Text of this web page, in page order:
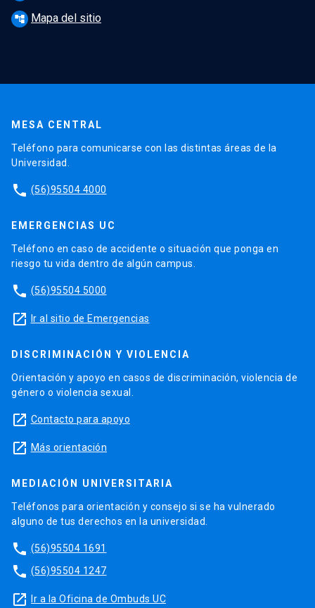
account_tree Mapa del sitio
MESA CENTRAL
Teléfono para comunicarse con las distintas áreas de la
Universidad.
phone (56)95504 4000
EMERGENCIAS UC
Teléfono en caso de accidente o situación que ponga en
riesgo tu vida dentro de algún campus.
phone (56)95504 5000
launch Ir al sitio de Emergencias
DISCRIMINACIÓN Y VIOLENCIA
Orientación y apoyo en casos de discriminación, violencia de
género o violencia sexual.
launch Contacto para apoyo
launch Más orientación
MEDIACIÓN UNIVERSITARIA
Teléfonos para orientación y consejo si se ha vulnerado
alguno de tus derechos en la universidad.
phone (56)95504 1691
phone (56)95504 1247
launch Ir a la Oficina de Ombuds UC